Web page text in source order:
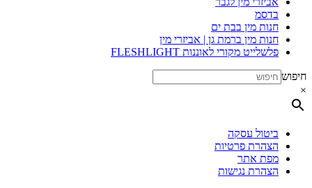
בדסמ
חנות מין בבת ים
חנות מין ברמת גן | אביזרי מין
פלשלייט מקורי לאוננות FLESHLIGHT
חיפוש
×
ביטול עסקה
הצהרת פרטיות
מפת אתר
הצהרת נגישות